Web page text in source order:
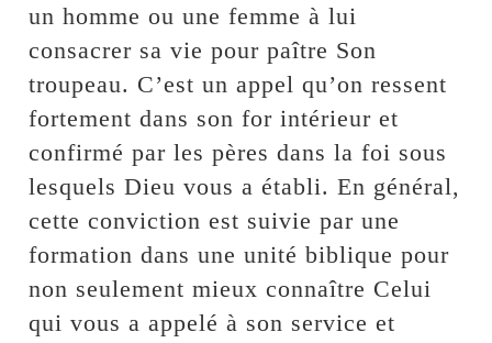
un homme ou une femme à lui
consacrer sa vie pour paître Son
troupeau. C’est un appel qu’on ressent
fortement dans son for intérieur et
confirmé par les pères dans la foi sous
lesquels Dieu vous a établi. En général,
cette conviction est suivie par une
formation dans une unité biblique pour
non seulement mieux connaître Celui
qui vous a appelé à son service et